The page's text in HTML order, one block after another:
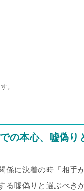
。
の本心、嘘偽り
係に決着の時「相手
る嘘偽りと選ぶべき